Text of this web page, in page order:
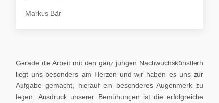
Markus Bär
Gerade die Arbeit mit den ganz jungen Nachwuchskünstlern
liegt uns besonders am Herzen und wir haben es uns zur
Aufgabe gemacht, hierauf ein besonderes Augenmerk zu
legen. Ausdruck unserer Bemühungen ist die erfolgreiche